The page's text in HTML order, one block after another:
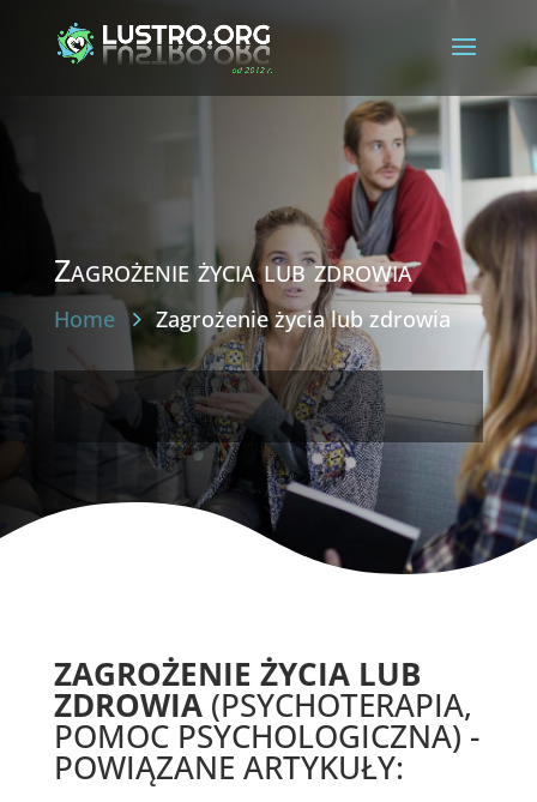
Zagrożenie życia lub zdrowia
Home Zagrożenie życia lub zdrowia
ZAGROŻENIE ŻYCIA LUB
ZDROWIA(PSYCHOTERAPIA,
POMOC PSYCHOLOGICZNA) -
POWIĄZANE ARTYKUŁY: